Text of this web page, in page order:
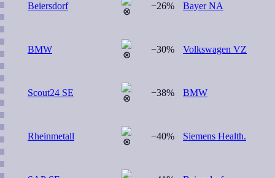
Beiersdorf −26%
BMW −30%
Scout24 SE −38%
Rheinmetall −40%
Bayer NA
Volkswagen VZ
BMW
Siemens Health.